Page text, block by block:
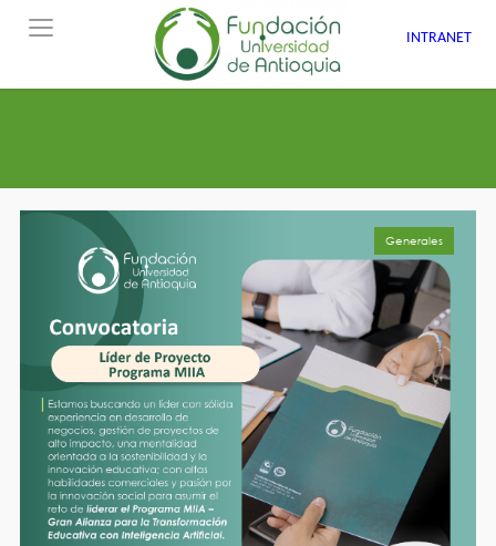
INTRANET
Generales